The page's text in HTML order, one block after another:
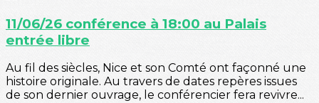
11/06/26 conférence à 18:00 au Palais
entrée libre
Au fil des siècles, Nice et son Comté ont façonné une
histoire originale. Au travers de dates repères issues
de son dernier ouvrage, le conférencier fera revivre...